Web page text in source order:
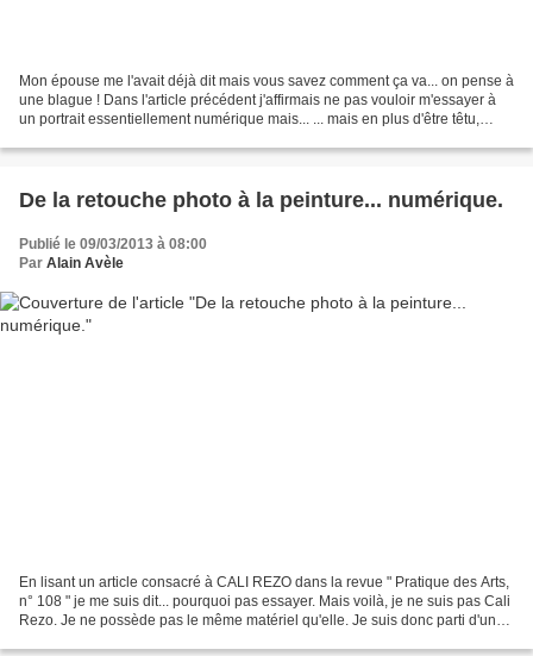
Mon épouse me l'avait déjà dit mais vous savez comment ça va... on pense à
une blague ! Dans l'article précédent j'affirmais ne pas vouloir m'essayer à
un portrait essentiellement numérique mais... ... mais en plus d'être têtu,
De la retouche photo à la peinture... numérique.
Publié le 09/03/2013 à 08:00
Par Alain Avèle
En lisant un article consacré à CALI REZO dans la revue " Pratique des Arts,
n° 108 " je me suis dit... pourquoi pas essayer. Mais voilà, je ne suis pas Cali
Rezo. Je ne possède pas le même matériel qu'elle. Je suis donc parti d'une